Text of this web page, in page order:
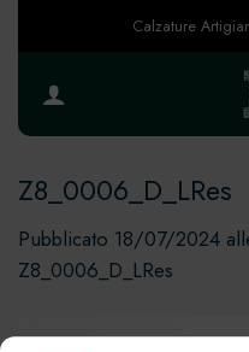
Calzature
Z8_0006_D_LRes
Pubblicato 18/07/2024
Z8_0006_D_LRes